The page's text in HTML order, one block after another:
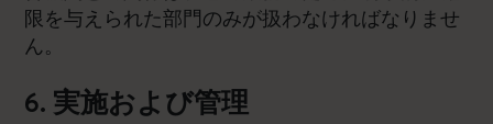
限を与えられた部門のみが扱わなければなりませ
ん。
6. 実施および管理